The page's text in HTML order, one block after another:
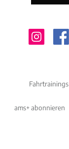
Fahrtrainings
ams+ abonnieren